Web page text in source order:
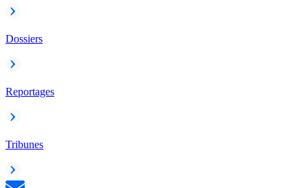
Dossiers
Reportages
Tribunes